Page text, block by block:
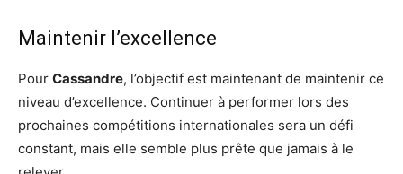
Maintenir l’excellence
Pour Cassandre, l’objectif est maintenant de maintenir ce
niveau d’excellence. Continuer à performer lors des
prochaines compétitions internationales sera un défi
constant, mais elle semble plus prête que jamais à le